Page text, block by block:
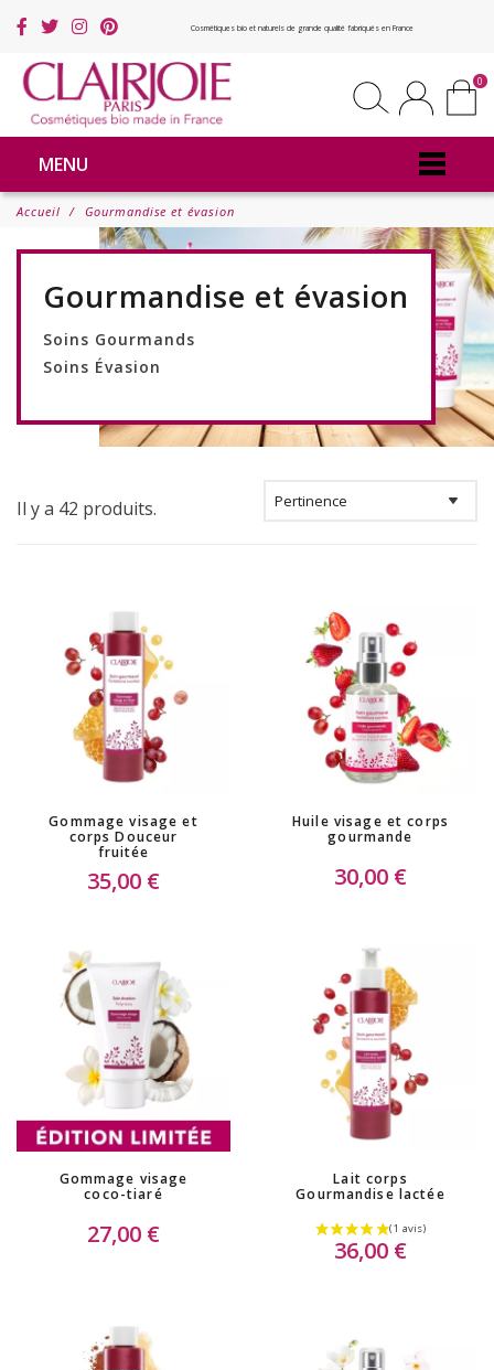
Cosmétiques bio et naturels de grande qualité fabriqués en France
0
MENU
Accueil Gourmandise et évasion
Gourmandise et évasion
Soins Gourmands
Soins Évasion
Il y a 42 produits.
Gommage visage et
corps Douceur
fruitée
35,00 €
Huile visage et corps
gourmande
30,00 €
Gommage visage
coco-tiaré
27,00 €
Lait corps
Gourmandise lactée
36,00 €